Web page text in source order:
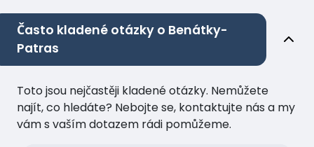
Často kladené otázky o Benátky-
Patras
Toto jsou nejčastěji kladené otázky. Nemůžete
najít, co hledáte? Nebojte se, kontaktujte nás a my
vám s vaším dotazem rádi pomůžeme.